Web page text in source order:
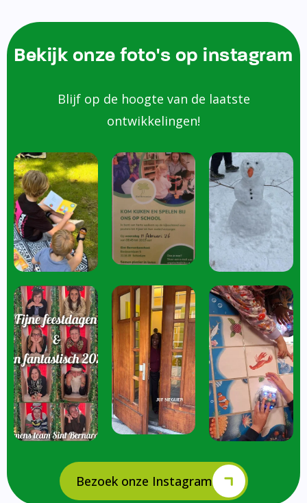
Bekijk onze foto's op instagram
Blijf op de hoogte van de laatste
ontwikkelingen!
Bezoek onze Instagram